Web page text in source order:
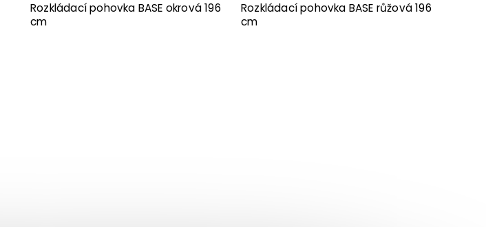
Rozkládací pohovka BASE okrová 196
cm
Rozkládací pohovka BASE růžová 196
cm